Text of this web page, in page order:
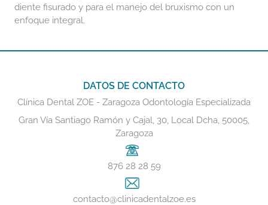
diente fisurado y para el manejo del bruxismo con un
enfoque integral.
DATOS DE CONTACTO
Clínica Dental ZOE - Zaragoza Odontología Especializada
Gran Vía Santiago Ramón y Cajal, 30, Local Dcha, 50005,
Zaragoza
876 28 28 59
contacto@clinicadentalzoe.es